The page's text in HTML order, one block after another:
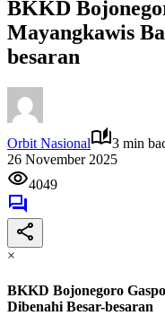
BKKD
Mayangkawis
besaran
Orbit Nasional
3 min
26 November 2025
4049
×
BKKD Bojonegoro
Dibenahi Besar-besaran